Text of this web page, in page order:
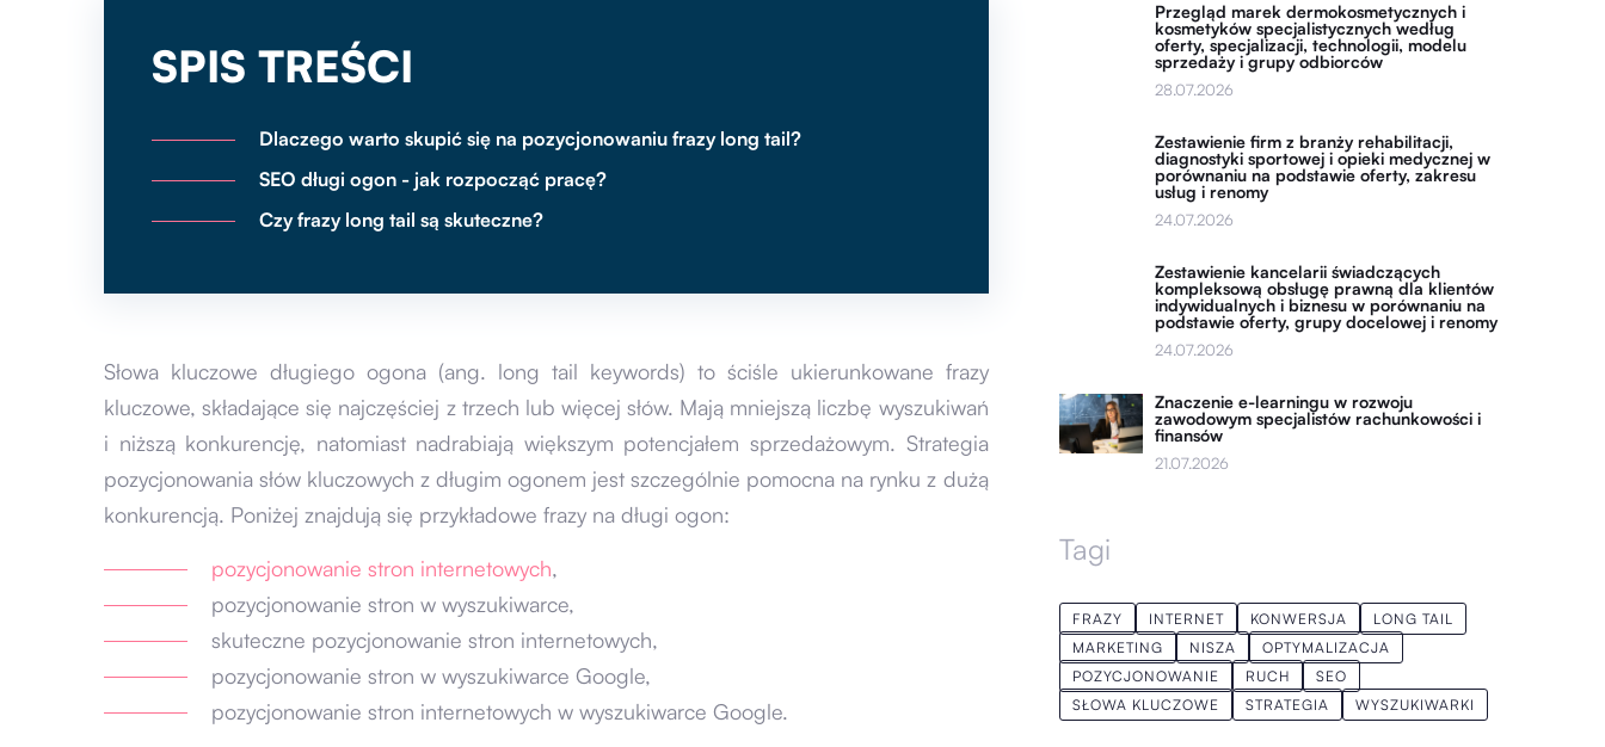
SPIS TREŚCI
Dlaczego warto skupić się na pozycjonowaniu frazy long tail?
SEO długi ogon - jak rozpocząć pracę?
Czy frazy long tail są skuteczne?
Słowa kluczowe długiego ogona (ang. long tail keywords) to ściśle ukierunkowane frazy
kluczowe, składające się najczęściej z trzech lub więcej słów. Mają mniejszą liczbę wyszukiwań
i niższą konkurencję, natomiast nadrabiają większym potencjałem sprzedażowym. Strategia
pozycjonowania słów kluczowych z długim ogonem jest szczególnie pomocna na rynku z dużą
konkurencją. Poniżej znajdują się przykładowe frazy na długi ogon:
pozycjonowanie stron internetowych,
pozycjonowanie stron w wyszukiwarce,
skuteczne pozycjonowanie stron internetowych,
pozycjonowanie stron w wyszukiwarce Google,
pozycjonowanie stron internetowych w wyszukiwarce Google.
Przegląd marek dermokosmetycznych i
kosmetyków specjalistycznych według
oferty, specjalizacji, technologii, modelu
sprzedaży i grupy odbiorców
28.07.2026
Zestawienie firm z branży rehabilitacji,
diagnostyki sportowej i opieki medycznej w
porównaniu na podstawie oferty, zakresu
usług i renomy
24.07.2026
Zestawienie kancelarii świadczących
kompleksową obsługę prawną dla klientów
indywidualnych i biznesu w porównaniu na
podstawie oferty, grupy docelowej i renomy
24.07.2026
Znaczenie e-learningu w rozwoju
zawodowym specjalistów rachunkowości i
finansów
21.07.2026
Tagi
FRAZY INTERNET KONWERSJA
LONG TAIL
MARKETING
NISZA
OPTYMALIZACJA
POZYCJONOWANIE
RUCH
SEO
SŁOWA KLUCZOWE
STRATEGIA WYSZUKIWARKI